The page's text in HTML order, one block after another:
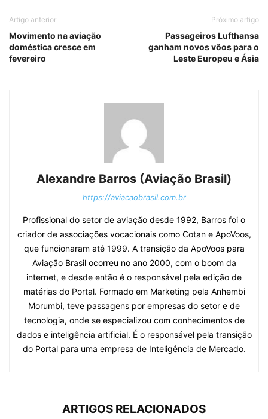
Artigo anterior
Movimento na aviação
doméstica cresce em
fevereiro
Próximo artigo
Passageiros Lufthansa
ganham novos vôos para o
Leste Europeu e Ásia
Alexandre Barros (Aviação Brasil)
https://aviacaobrasil.com.br
Profissional do setor de aviação desde 1992, Barros foi o
criador de associações vocacionais como Cotan e ApoVoos,
que funcionaram até 1999. A transição da ApoVoos para
Aviação Brasil ocorreu no ano 2000, com o boom da
internet, e desde então é o responsável pela edição de
matérias do Portal. Formado em Marketing pela Anhembi
Morumbi, teve passagens por empresas do setor e de
tecnologia, onde se especializou com conhecimentos de
dados e inteligência artificial. É o responsável pela transição
do Portal para uma empresa de Inteligência de Mercado.
ARTIGOS RELACIONADOS